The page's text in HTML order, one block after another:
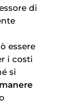
di
essere
i costi
si